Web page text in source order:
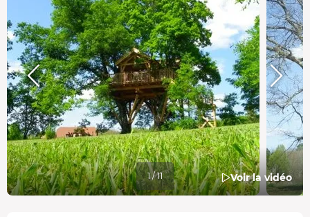
Voir la vidéo
1 / 11